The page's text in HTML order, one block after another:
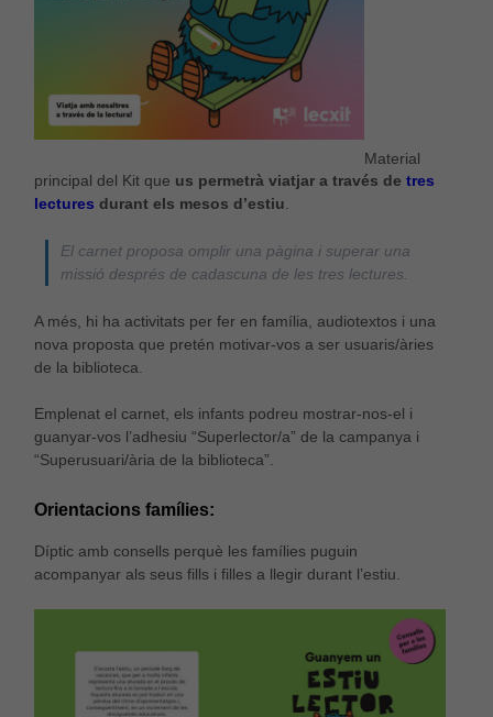
Material
principal del Kit que us permetrà viatjar a través de tres
lectures durant els mesos d’estiu.
El carnet proposa omplir una pàgina i superar una
missió després de cadascuna de les tres lectures.
A més, hi ha activitats per fer en família, audiotextos i una
nova proposta que pretén motivar-vos a ser usuaris/àries
de la biblioteca.
Emplenat el carnet, els infants podreu mostrar-nos-el i
guanyar-vos l’adhesiu “Superlector/a” de la campanya i
“Superusuari/ària de la biblioteca”.
Orientacions famílies:
Díptic amb consells perquè les famílies puguin
acompanyar als seus fills i filles a llegir durant l’estiu.